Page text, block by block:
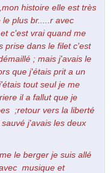
histoire elle est très
plus br.....r avec
c'est vrai quand me
prise dans le filet c'est
; mais j'avais le
que j'étais prit a un
tout seul je me
il a fallut que je
;retour vers la liberté
j'avais les deux
le berger je suis allé
musique et